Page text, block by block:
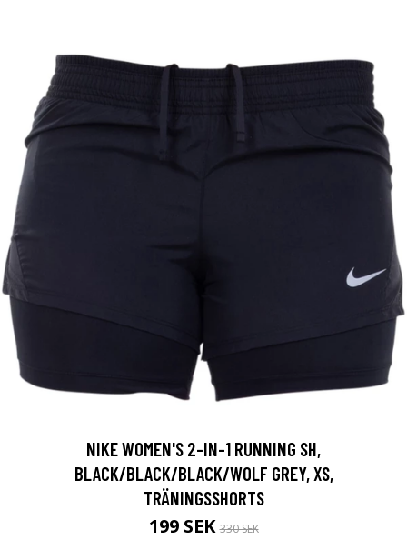
NIKE WOMEN'S 2-IN-1 RUNNING SH,
BLACK/BLACK/BLACK/WOLF GREY, XS,
TRÄNINGSSHORTS
199 SEK330 SEK